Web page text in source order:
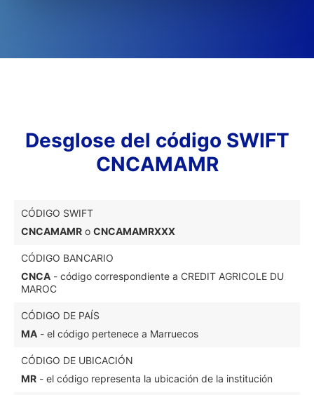
Desglose del código SWIFT
CNCAMAMR
CÓDIGO SWIFT
CNCAMAMR o CNCAMAMRXXX
CÓDIGO BANCARIO
CNCA - código correspondiente a CREDIT AGRICOLE DU
MAROC
CÓDIGO DE PAÍS
MA - el código pertenece a Marruecos
CÓDIGO DE UBICACIÓN
MR - el código representa la ubicación de la institución